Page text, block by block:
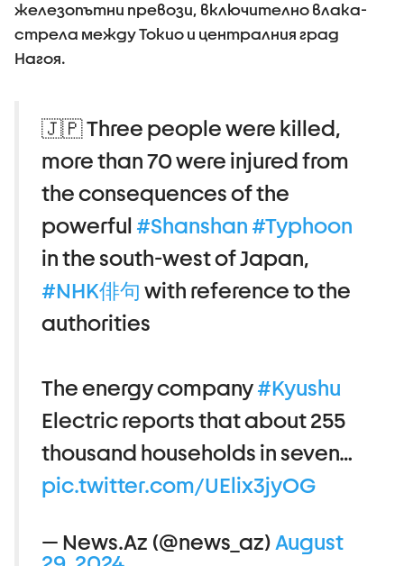
железопътни превози, включително влака-
стрела между Токио и централния град
Нагоя.
🇯🇵 Three people were killed,
more than 70 were injured from
the consequences of the
powerful#Shanshan#Typhoon
in the south-west of Japan,
#NHK俳句 with reference to the
authorities
The energy company#Kyushu
Electric reports that about 255
thousand households in seven…
pic.twitter.com/UElix3jyOG
— News.Az (@news_az) August